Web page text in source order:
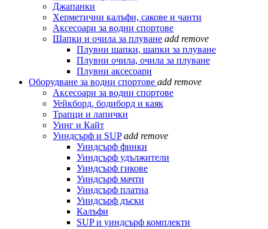
Джапанки
Херметични калъфи, сакове и чанти
Аксесоари за водни спортове
Шапки и очила за плуване add remove
Плувни шапки, шапки за плуване
Плувни очила, очила за плуване
Плувни аксесоари
Оборудване за водни спортове add remove
Аксесоари за водни спортове
Уейкборд, бодиборд и каяк
Трапци и лапички
Уинг и Кайт
Уиндсърф и SUP add remove
Уиндсърф финки
Уиндсърф удължители
Уиндсърф гикове
Уиндсърф мачти
Уиндсърф платна
Уиндсърф дъски
Калъфи
SUP и уиндсърф комплекти